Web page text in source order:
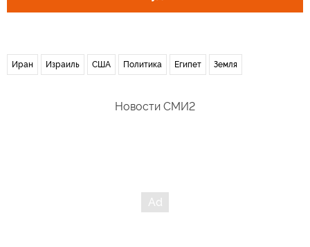
Иран Израиль США Политика Египет Земля
Новости СМИ2